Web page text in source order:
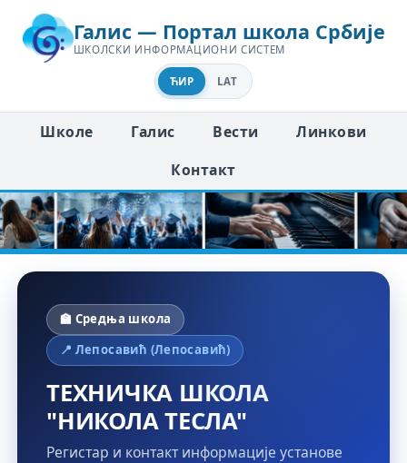
Галис — Портал школа Србије
ШКОЛСКИ ИНФОРМАЦИОНИ СИСТЕМ
ЋИР LAT
Школе Галис Вести
Линкови
Контакт
🏫 Средња школа
📍 Лепосавић (Лепосавић)
ТЕХНИЧКА ШКОЛА
"НИКОЛА ТЕСЛА"
Регистар и контакт информације установе